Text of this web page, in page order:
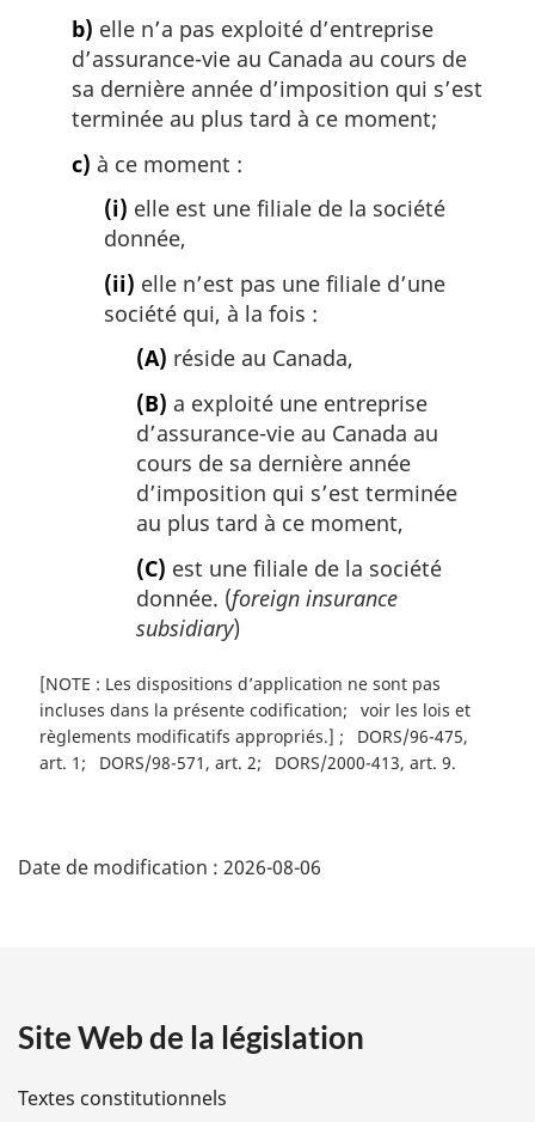
b) elle n’a pas exploité d’entreprise
d’assurance-vie au Canada au cours de
sa dernière année d’imposition qui s’est
terminée au plus tard à ce moment;
c) à ce moment :
(i) elle est une filiale de la société
donnée,
(ii) elle n’est pas une filiale d’une
société qui, à la fois :
(A) réside au Canada,
(B) a exploité une entreprise
d’assurance-vie au Canada au
cours de sa dernière année
d’imposition qui s’est terminée
au plus tard à ce moment,
(C) est une filiale de la société
donnée. (foreign insurance
subsidiary)
[NOTE : Les dispositions d’application ne sont pas
incluses dans la présente codification
voir les lois et
règlements modificatifs appropriés.]
DORS/96-475,
art. 1
DORS/98-571, art. 2 DORS/2000-413, art. 9
é
i
l
Date de modification : 2026-08-06
Site Web de la législation
Textes constitutionnels